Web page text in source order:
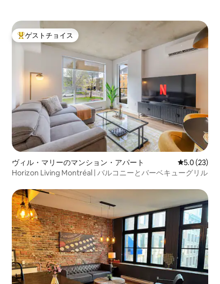
大好評のゲストチョイスです。
ゲストチョイス
ヴィル・マリーのマンション・アパート レビュー23
5.0 (23)
Horizon Living Montréal | バルコニーとバーベキューグリル